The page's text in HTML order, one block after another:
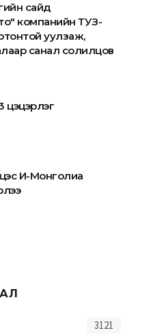
сайд
компанийн ТУЗ-
уулзаж,
санал солилцов
цэцэрлэг
И-Монголиа
3121